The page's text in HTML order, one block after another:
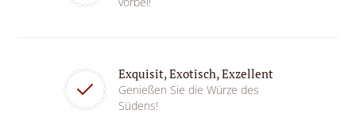
Exquisit, Exotisch, Exzellent
Genießen Sie die Würze des
Südens!